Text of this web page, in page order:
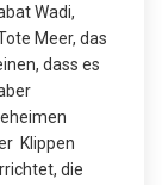
Wadi,
Meer, das
dass es
Klippen
die